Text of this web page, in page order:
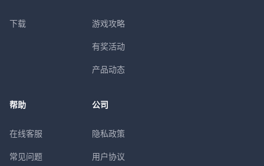
下载 游戏攻略
有奖活动
产品动态
帮助
在线客服
常见问题
公司
隐私政策
用户协议